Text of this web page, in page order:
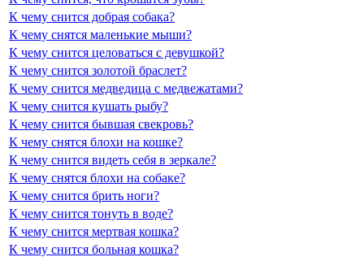
К чему снится добрая собака?
К чему снятся маленькие мыши?
К чему снится целоваться с девушкой?
К чему снится золотой браслет?
К чему снится медведица с медвежатами?
К чему снится кушать рыбу?
К чему снится бывшая свекровь?
К чему снятся блохи на кошке?
К чему снится видеть себя в зеркале?
К чему снятся блохи на собаке?
К чему снится брить ноги?
К чему снится тонуть в воде?
К чему снится мертвая кошка?
К чему снится больная кошка?